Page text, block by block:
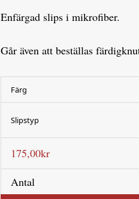
till
200,00kr
Enfärgad slips i mikrofiber.
Går även att beställas
Färg
Slipstyp
175,00kr
Antal